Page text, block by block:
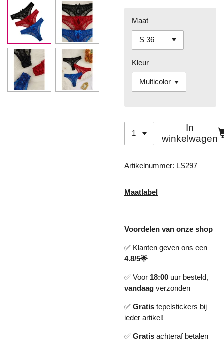
Maat
Kleur
In
winkelwagen
Artikelnummer: LS297
Maatlabel
Voordelen van onze shop
✅ Klanten geven ons een
4.8/5🌟
✅ Voor 18:00 uur besteld,
vandaag verzonden
✅ Gratis tepelstickers bij
ieder artikel!
✅ Gratis achteraf betalen